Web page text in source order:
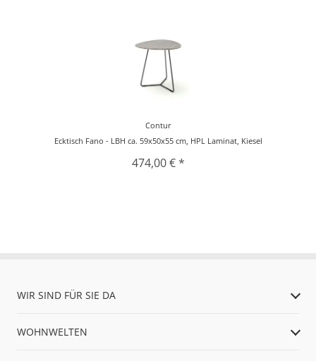
Contur
Ecktisch Fano - LBH ca. 59x50x55 cm, HPL Laminat, Kiesel
474,00 € *
WIR SIND FÜR SIE DA
WOHNWELTEN